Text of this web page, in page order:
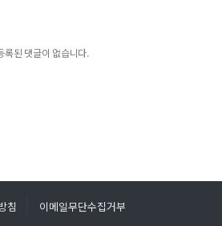
록된 댓글이 없습니다.
침 이메일무단수집거부